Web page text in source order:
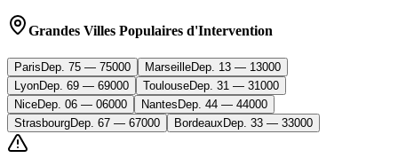
Grandes Villes Populaires d'Intervention
Paris Dep. 75 — 75000 MarseilleDep. 13 — 13000
LyonDep. 69 — 69000 ToulouseDep. 31 — 31000
NiceDep. 06 — 06000 Nantes Dep. 44 — 44000
StrasbourgDep. 67 — 67000 Bordeaux Dep. 33 — 33000